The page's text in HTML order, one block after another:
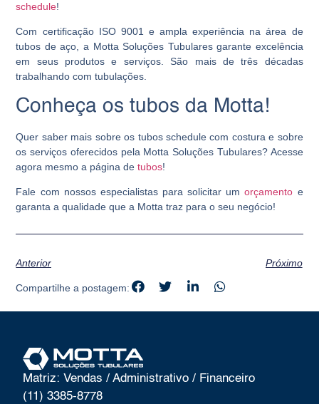
schedule!
Com certificação ISO 9001 e ampla experiência na área de
tubos de aço, a Motta Soluções Tubulares garante excelência
em seus produtos e serviços. São mais de três décadas
trabalhando com tubulações.
Conheça os tubos da Motta!
Quer saber mais sobre os tubos schedule com costura e sobre
os serviços oferecidos pela Motta Soluções Tubulares? Acesse
agora mesmo a página detubos!
Fale com nossos especialistas para solicitar umorçamento e
garanta a qualidade que a Motta traz para o seu negócio!
Anterior Próximo
Compartilhe a postagem:
Matriz: Vendas / Administrativo / Financeiro
(11) 3385-8778